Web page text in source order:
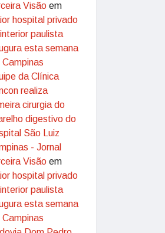
Visão em
hospital privado
paulista
esta semana
Campinas
da Clínica
realiza
cirurgia do
digestivo do
São Luiz
- Jornal
Visão em
hospital privado
paulista
esta semana
Campinas